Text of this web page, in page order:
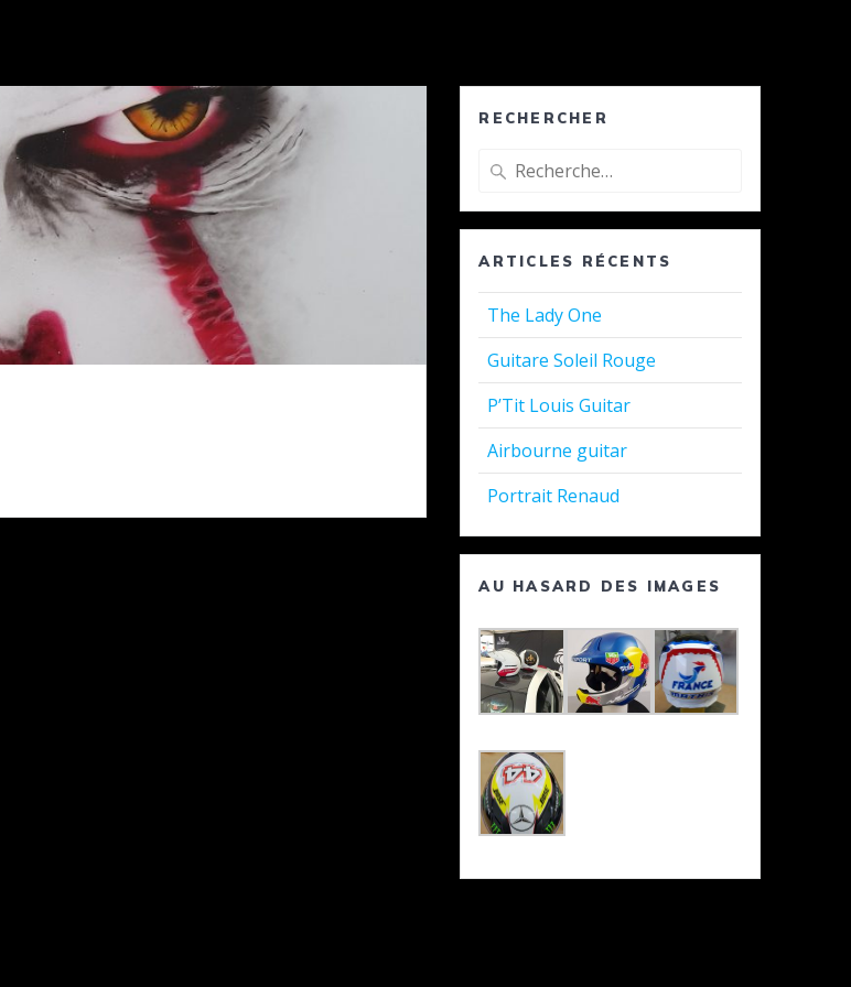
RECHERCHER
Recherche
:
ARTICLES RÉCENTS
The Lady One
Guitare Soleil Rouge
P’Tit Louis Guitar
Airbourne guitar
Portrait Renaud
AU HASARD DES IMAGES